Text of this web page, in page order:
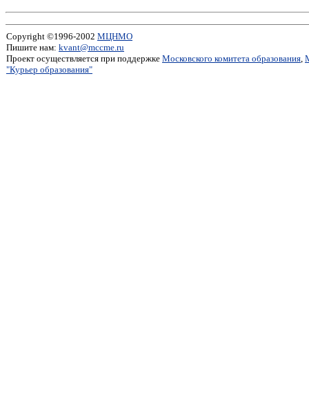
Copyright ©1996-2002 МЦНМО
Пишите нам: kvant@mccme.ru
Проект осуществляется при поддержке Московского комитета образования,
"Курьер образования"